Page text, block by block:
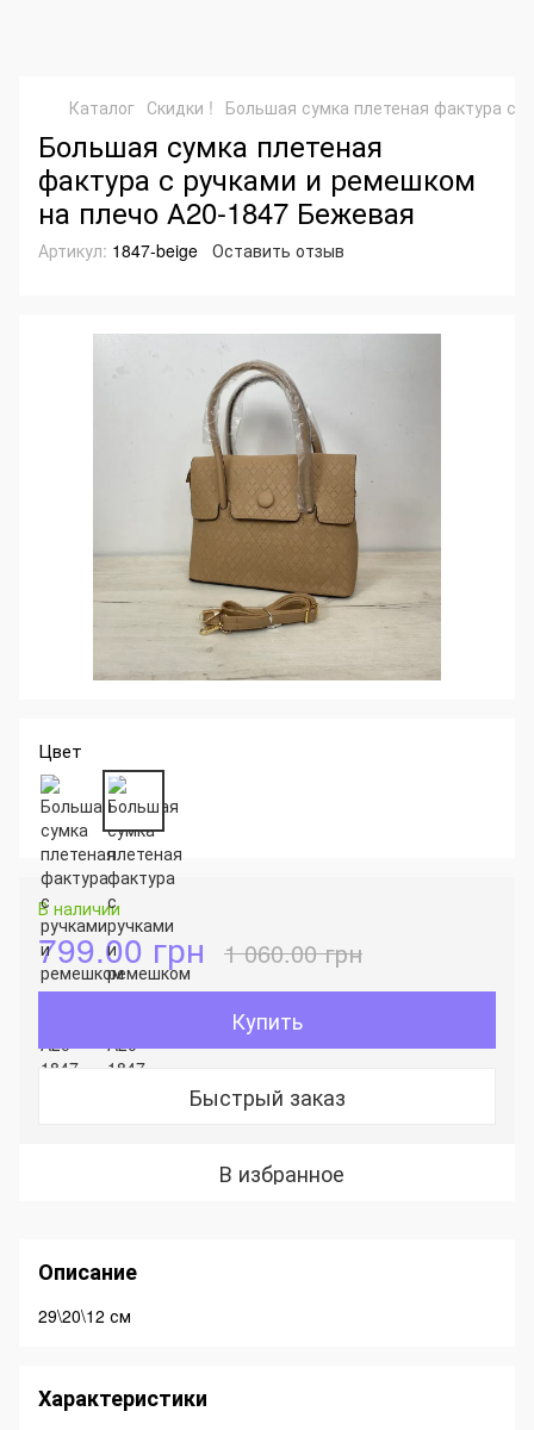
Каталог Скидки ! Большая сумка плетеная фактура с
Большая сумка плетеная
фактура с ручками и ремешком
на плечо А20-1847 Бежевая
Артикул: 1847-beige Оставить отзыв
Цвет
В наличии
799.00 грн 1 060.00 грн
Купить
Быстрый заказ
В избранное
Описание
29\20\12 см
Характеристики